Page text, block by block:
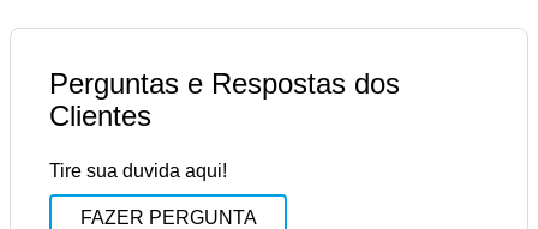
Perguntas e Respostas dos
Clientes
Tire sua duvida aqui!
FAZER PERGUNTA